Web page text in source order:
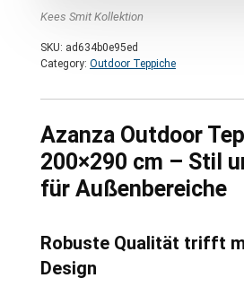
Kees Smit Kollektion
SKU: ad634b0e95ed
Category: Outdoor Teppiche
Azanza Outdoor
200×290 cm – Stil
für Außenbereiche
Robuste Qualität trifft
Design